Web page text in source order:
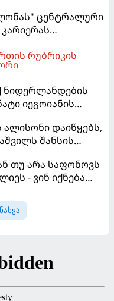
ცენტრალური
რუბრიკის
ნიდერლანდების
იეგოიანის
ალისონი დაიწყებს,
შანსის
სჭირდება,
100%-ით
ყოფილმა
თუ არა საფონოვს
- ვინ იქნება